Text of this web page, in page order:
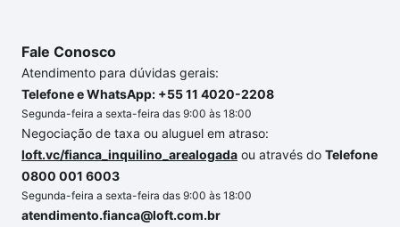
Fale Conosco
Atendimento para dúvidas gerais:
Telefone e WhatsApp: +55 11 4020-2208
Segunda-feira a sexta-feira das 9:00 às 18:00
Negociação de taxa ou aluguel em atraso:
loft.vc/fianca_inquilino_arealogada ou através do Telefone
0800 001 6003
Segunda-feira a sexta-feira das 9:00 às 18:00
atendimento.fianca@loft.com.br